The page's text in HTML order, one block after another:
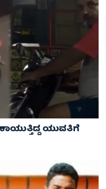
ಕಾಯುತ್ತಿದ್ದ ಯುವತಿಗೆ